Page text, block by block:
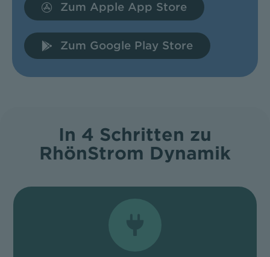
Zum Apple App Store
Zum Google Play Store
In 4 Schritten zu
RhönStrom Dynamik